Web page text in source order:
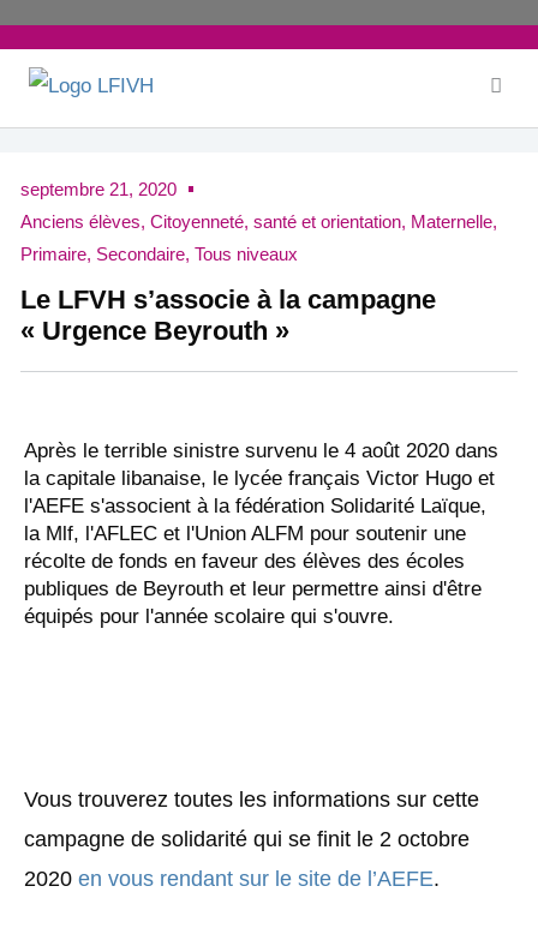
au
contenu
septembre 21, 2020
Anciens élèves, Citoyenneté, santé et orientation, Maternelle,
Primaire, Secondaire, Tous niveaux
Le LFVH s’associe à la campagne
« Urgence Beyrouth »
Après le terrible sinistre survenu le 4 août 2020 dans
la capitale libanaise, le lycée français Victor Hugo et
l'AEFE s'associent à la fédération Solidarité Laïque,
la Mlf, l'AFLEC et l'Union ALFM pour soutenir une
récolte de fonds en faveur des élèves des écoles
publiques de Beyrouth et leur permettre ainsi d'être
équipés pour l'année scolaire qui s'ouvre.
Vous trouverez toutes les informations sur cette
campagne de solidarité qui se finit le 2 octobre
2020 en vous rendant sur le site de l’AEFE.